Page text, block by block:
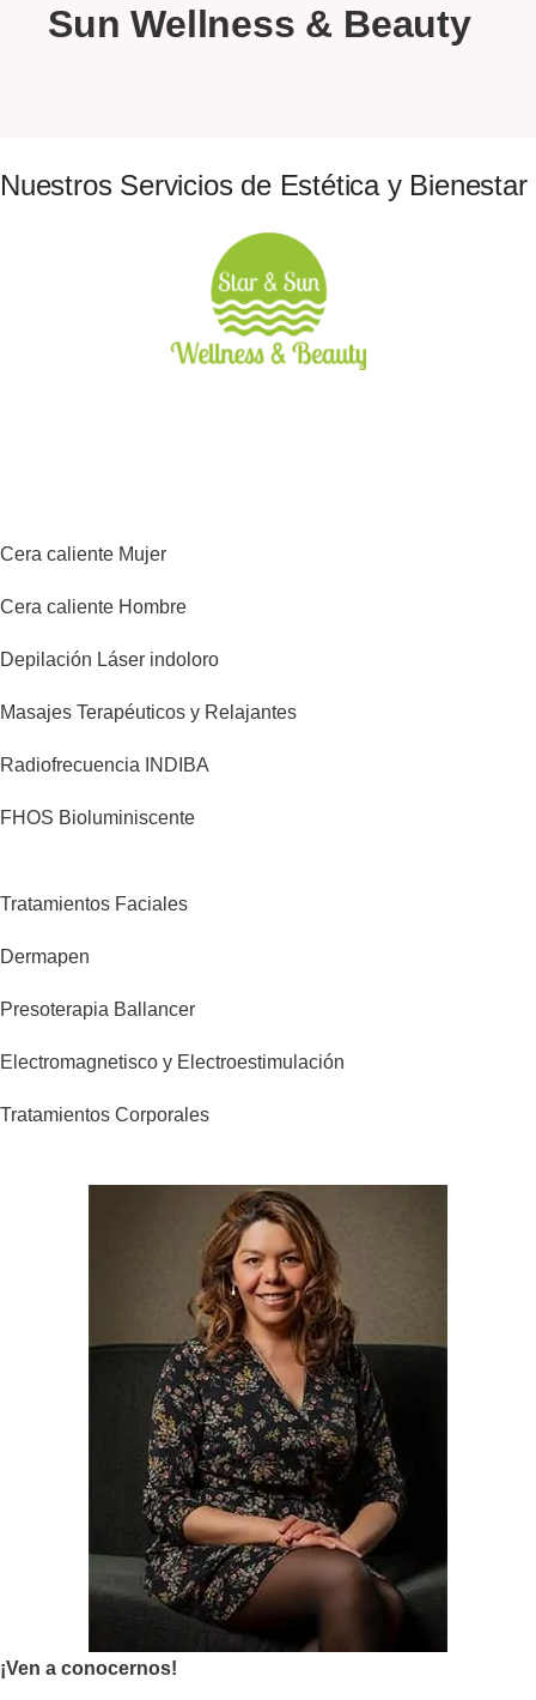
Sun Wellness & Beauty
Nuestros Servicios de Estética y Bienestar
Cera caliente Mujer
Cera caliente Hombre
Depilación Láser indoloro
Masajes Terapéuticos y Relajantes
Radiofrecuencia INDIBA
FHOS Bioluminiscente
Tratamientos Faciales
Dermapen
Presoterapia Ballancer
Electromagnetisco y Electroestimulación
Tratamientos Corporales
¡Ven a conocernos!